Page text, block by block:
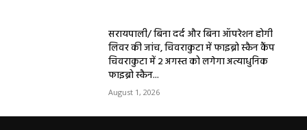
सरायपाली/ बिना दर्द और बिना ऑपरेशन होगी
लिवर की जांच, चिवराकुटा में फाइब्रो स्कैन कैंप
चिवराकुटा में 2 अगस्त को लगेगा अत्याधुनिक
फाइब्रो स्कैन...
August 1, 2026